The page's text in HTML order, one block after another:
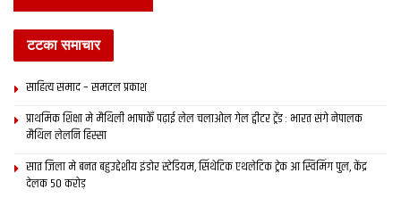
टटका समाचार
साहित्य समाद – समटल प्रकाश
प्राथमिक शि‍क्षा मे मैथि‍ली भाषाकेँ पढ़ाई लेल चलाओल गेल ट्वीटर ट्रेंड : भारत संगे नेपालक
मैथिल लेलनि हिस्सा
सात जिला मे बनत बहुउद्देशीय इंडोर स्‍टेडि‍यम, सिंथेटिक एथलेटिक ट्रेक आ स्विमिंग पुल, केंद्र
देलक 50 करोड़